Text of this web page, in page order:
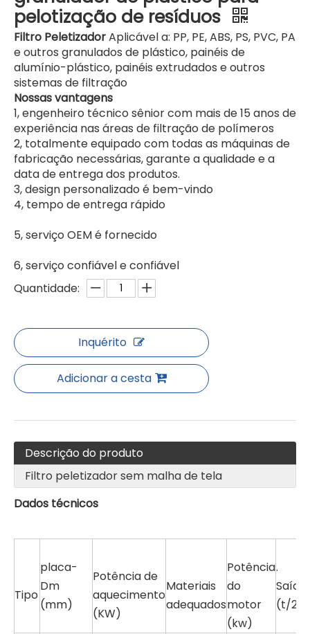
Filtro de máquina de pelotização de reciclagem de plástico exportadores Filtração da máquina de granulação da pelotização do anel da água do baixo custo de manutenção
filtro laser filtro derretido
Filtro de fusão/trocador de tela em granulador de plástico para pelotização de resíduos Sem filtro de malha de arame
pelotização de resíduos
Filtro PeletizadorAplicável a: PP, PE, ABS, PS, PVC, PA
e outros granulados de plástico, painéis de
alumínio-plástico, painéis extrudados e outros
sistemas de filtração
Nossas vantagens
1, engenheiro técnico sênior com mais de 15 anos de
experiência nas áreas de filtração de polímeros
2, totalmente equipado com todas as máquinas de
fabricação necessárias, garante a qualidade e a
data de entrega dos produtos.
3, design personalizado é bem-vindo
4, tempo de entrega rápido
5, serviço OEM é fornecido
6, serviço confiável e confiável
Quantidade:
Inquérito
Adicionar a cesta
Descrição do produto
Filtro peletizador sem malha de tela
Dados técnicos
Tipo
placa-
Dm
(mm)
Potência de
aquecimento
(KW)
Materiais
adequados
Potência
do
motor
(kw)
.
Saída
(t/